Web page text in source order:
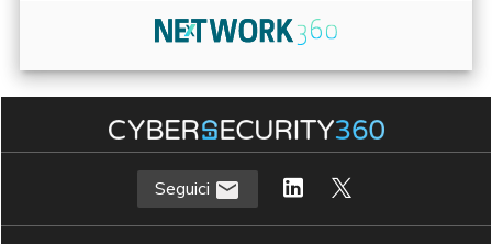
Seguici